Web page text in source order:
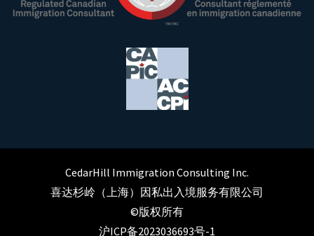
CedarHill Immigration Consulting Inc.
喜达杉岭（上海）因私出入境服务有限公司
©版权所有
沪ICP备2023036693号-1